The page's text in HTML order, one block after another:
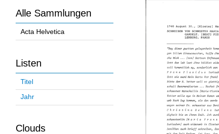
Alle Sammlungen
Acta Helvetica
Listen
Titel
Jahr
Clouds